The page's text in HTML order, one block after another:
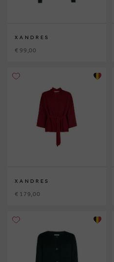
XANDRES
€ 99,00
XANDRES
€ 179,00